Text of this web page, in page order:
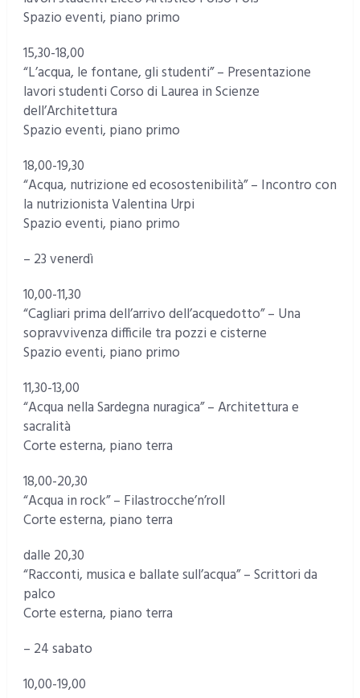
Spazio eventi, piano primo
15,30-18,00
“L’acqua, le fontane, gli studenti” – Presentazione
lavori studenti Corso di Laurea in Scienze
dell’Architettura
Spazio eventi, piano primo
18,00-19,30
“Acqua, nutrizione ed ecosostenibilità” – Incontro con
la nutrizionista Valentina Urpi
Spazio eventi, piano primo
– 23 venerdì
10,00-11,30
“Cagliari prima dell’arrivo dell’acquedotto” – Una
sopravvivenza difficile tra pozzi e cisterne
Spazio eventi, piano primo
11,30-13,00
“Acqua nella Sardegna nuragica” – Architettura e
sacralità
Corte esterna, piano terra
18,00-20,30
“Acqua in rock” – Filastrocche’n’roll
Corte esterna, piano terra
dalle 20,30
“Racconti, musica e ballate sull’acqua” – Scrittori da
palco
Corte esterna, piano terra
– 24 sabato
10,00-19,00